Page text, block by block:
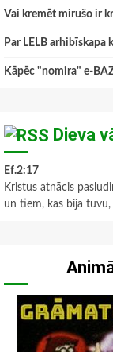
Vai kremēt mirušo ir
Par LELB arhibīskapa
Kāpēc "nomira" e-
Dieva
Ef.2:17
Kristus atnācis
un tiem, kas bija tuvu,